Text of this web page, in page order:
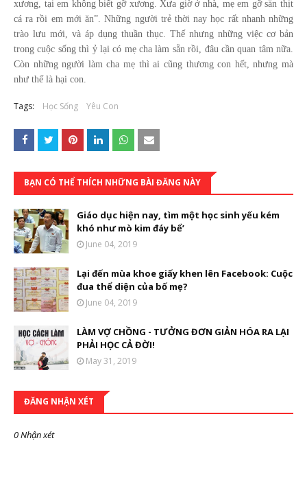
xương, tại em không biết gỡ xương. Xưa giờ ở nhà, mẹ em gỡ sẵn thịt
cá ra rồi em mới ăn”. Những người trẻ thời nay học rất nhanh những
trào lưu mới, và áp dụng thuần thục. Thế nhưng những việc cơ bản
trong cuộc sống thì ỷ lại có mẹ cha làm sẵn rồi, đâu cần quan tâm nữa.
Còn những người làm cha mẹ thì ai cũng thương con hết, nhưng mà
như thế là hại con.
Tags: Học Sống Yêu Con
BẠN CÓ THỂ THÍCH NHỮNG BÀI ĐĂNG NÀY
Giáo dục hiện nay, tìm một học sinh yếu kém
khó như mò kim đáy bể’
June 04, 2019
Lại đến mùa khoe giấy khen lên Facebook: Cuộc
đua thể diện của bố mẹ?
June 04, 2019
LÀM VỢ CHỒNG - TƯỞNG ĐƠN GIẢN HÓA RA LẠI
PHẢI HỌC CẢ ĐỜI!
May 31, 2019
ĐĂNG NHẬN XÉT
0 Nhận xét